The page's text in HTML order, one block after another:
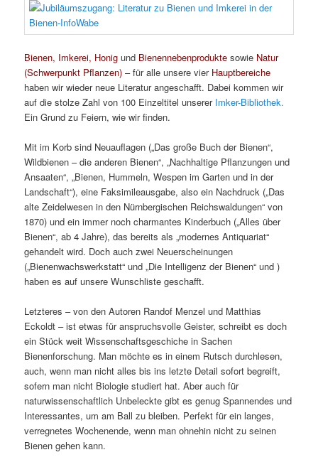
Bienen, Imkerei, Honig und Bienennebenprodukte sowie Natur
(Schwerpunkt Pflanzen) – für alle unsere vier Hauptbereiche
haben wir wieder neue Literatur angeschafft. Dabei kommen wir
auf die stolze Zahl von 100 Einzeltitel unserer Imker-Bibliothek.
Ein Grund zu Feiern, wie wir finden.
Mit im Korb sind Neuauflagen („Das große Buch der Bienen“,
Wildbienen – die anderen Bienen“, „Nachhaltige Pflanzungen und
Ansaaten“, „Bienen, Hummeln, Wespen im Garten und in der
Landschaft“), eine Faksimileausgabe, also ein Nachdruck („Das
alte Zeidelwesen in den Nürnbergischen Reichswaldungen“ von
1870) und ein immer noch charmantes Kinderbuch („Alles über
Bienen“, ab 4 Jahre), das bereits als „modernes Antiquariat“
gehandelt wird. Doch auch zwei Neuerscheinungen
(„Bienenwachswerkstatt“ und „Die Intelligenz der Bienen“ und )
haben es auf unsere Wunschliste geschafft.
Letzteres – von den Autoren Randof Menzel und Matthias
Eckoldt – ist etwas für anspruchsvolle Geister, schreibt es doch
ein Stück weit Wissenschaftsgeschiche in Sachen
Bienenforschung. Man möchte es in einem Rutsch durchlesen,
auch, wenn man nicht alles bis ins letzte Detail sofort begreift,
sofern man nicht Biologie studiert hat. Aber auch für
naturwissenschaftlich Unbeleckte gibt es genug Spannendes und
Interessantes, um am Ball zu bleiben. Perfekt für ein langes,
verregnetes Wochenende, wenn man ohnehin nicht zu seinen
Bienen gehen kann.